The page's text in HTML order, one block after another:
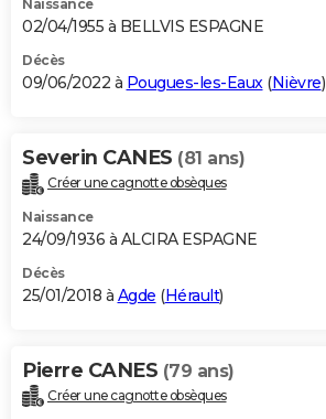
Naissance
02/04/1955 à BELLVIS ESPAGNE
Décès
09/06/2022 à Pougues-les-Eaux(Nièvre)
Severin CANES (81 ans)
Créer une cagnotte obsèques
Naissance
24/09/1936 à ALCIRA ESPAGNE
Décès
25/01/2018 à Agde (Hérault)
Pierre CANES (79 ans)
Créer une cagnotte obsèques